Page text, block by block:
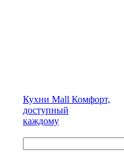
Кухни Mall Комфорт,
доступный
каждому